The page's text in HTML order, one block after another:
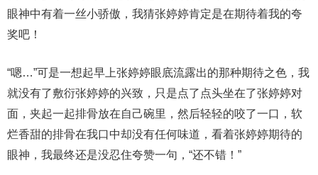
眼神中有着一丝小骄傲，我猜张婷婷肯定是在期待着我的夸
奖吧！
“嗯…”可是一想起早上张婷婷眼底流露出的那种期待之色，我
就没有了敷衍张婷婷的兴致，只是点了点头坐在了张婷婷对
面，夹起一起排骨放在自己碗里，然后轻轻的咬了一口，软
烂香甜的排骨在我口中却没有任何味道，看着张婷婷期待的
眼神，我最终还是没忍住夸赞一句，“还不错！”